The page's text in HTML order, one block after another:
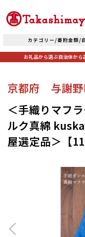
カテゴリー/寄附金額/
お礼品
魚
卵（
烏骨
飲
自治体か
札幌市（北海道
石狩市（北海道
東川町（北海道
白老町（北海道
ランキ
ふるさ
お礼品から選ぶ自治体から
京都府 与謝
＜手織りマフ
ルク真綿
屋選定品＞【